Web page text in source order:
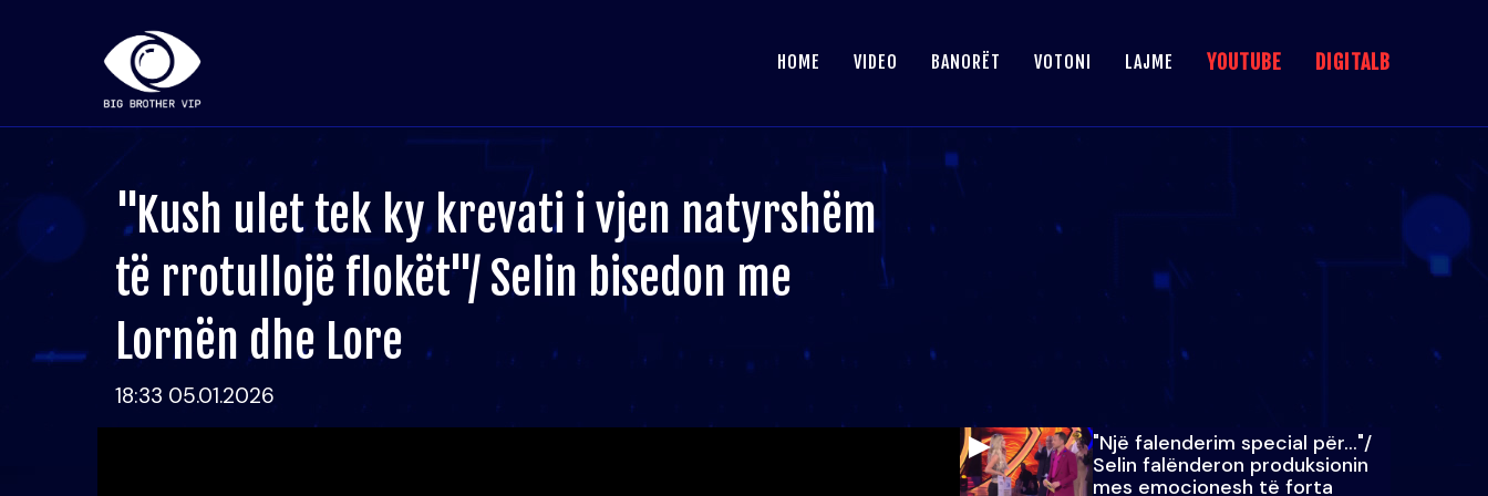
HOME VIDEO BANORËT VOTONI LAJME YOUTUBE DIGITALB
"Kush ulet tek ky krevati i vjen natyrshëm
të rrotullojë flokët"/ Selin bisedon me
Lornën dhe Lore
18:33 05.01.2026
"Një falenderim special për…"/
Selin falënderon produksionin
mes emocionesh të forta